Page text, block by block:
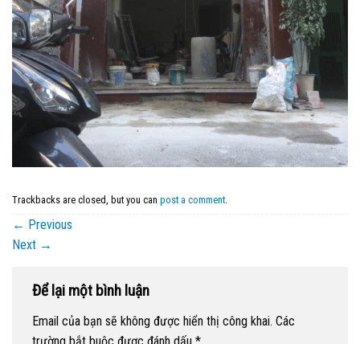
Trackbacks are closed, but you can post a comment
← Previous
Next →
Để lại một bình luận
Email của bạn sẽ không được hiển thị công khai. Các